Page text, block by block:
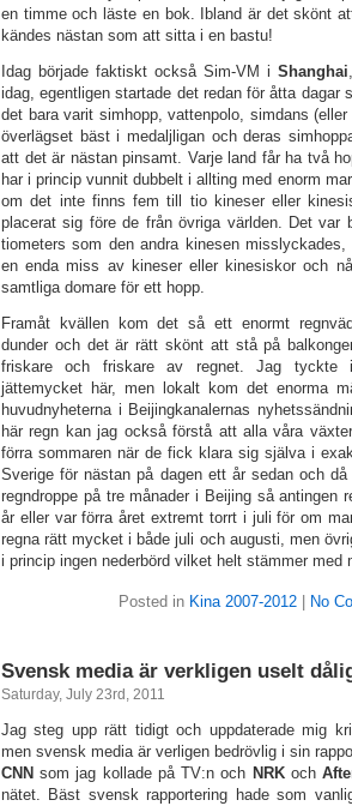
en timme och läste en bok. Ibland är det skönt
kändes nästan som att sitta i en bastu!
Idag började faktiskt också Sim-VM i Shanghai
idag, egentligen startade det redan för åtta dagar
det bara varit simhopp, vattenpolo, simdans
överlägset bäst i medaljligan och deras
att det är nästan pinsamt. Varje land får ha två
har i princip vunnit dubbelt i allting med enorm
om det inte finns fem till tio kineser eller
placerat sig före de från övriga världen. Det var
tiometers som den andra kinesen
en enda miss av kineser eller kinesiskor och
samtliga domare för ett hopp.
Framåt kvällen kom det så ett enormt
dunder och det är rätt skönt att stå på
friskare och friskare av regnet. Jag tyckte
jättemycket här, men lokalt kom det enorma
huvudnyheterna i Beijingkanalernas
här regn kan jag också förstå att alla våra
förra sommaren när de fick klara sig själva i
Sverige för nästan på dagen ett år sedan och
regndroppe på tre månader i Beijing så antingen
år eller var förra året extremt torrt i juli för om
regna rätt mycket i både juli och augusti, men
i princip ingen nederbörd vilket helt stämmer med
Posted in Kina 2007-2012 No
Svensk media är verkligen uselt
Saturday, July 23rd, 2011
Jag steg upp rätt tidigt och uppdaterade mig
men svensk media är verligen bedrövlig i sin
CNNsom jag kollade på TV:n och NRK och
nätet. Bäst svensk rapportering hade som